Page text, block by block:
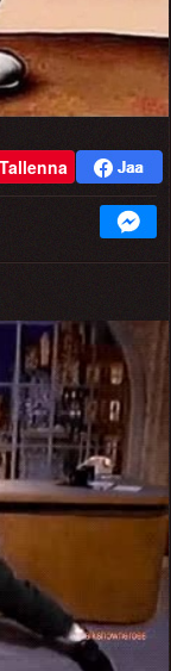
Tallenna